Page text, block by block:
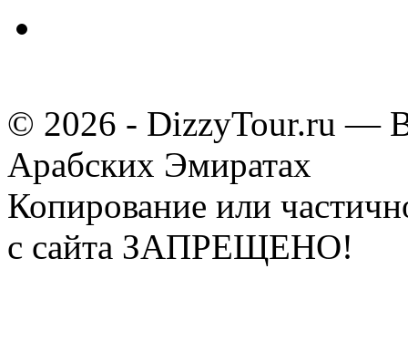
© 2026 - DizzyTour.ru —
Арабских Эмиратах
Копирование или
с сайта ЗАПРЕЩЕНО!